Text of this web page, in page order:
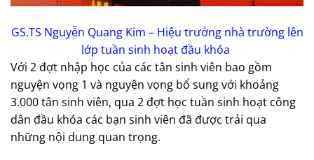
GS.TS Nguyễn Quang Kim – Hiệu trưởng nhà trường lên
lớp tuần sinh hoạt đầu khóa
Với 2 đợt nhập học của các tân sinh viên bao gồm
nguyện vọng 1 và nguyện vọng bổ sung với khoảng
3.000 tân sinh viên, qua 2 đợt học tuần sinh hoạt công
dân đầu khóa các bạn sinh viên đã được trải qua
những nội dung quan trọng.